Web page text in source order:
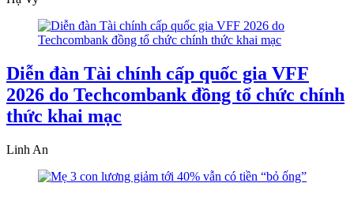
Diễn đàn Tài chính cấp quốc gia VFF
2026 do Techcombank đồng tổ chức chính
thức khai mạc
Linh An